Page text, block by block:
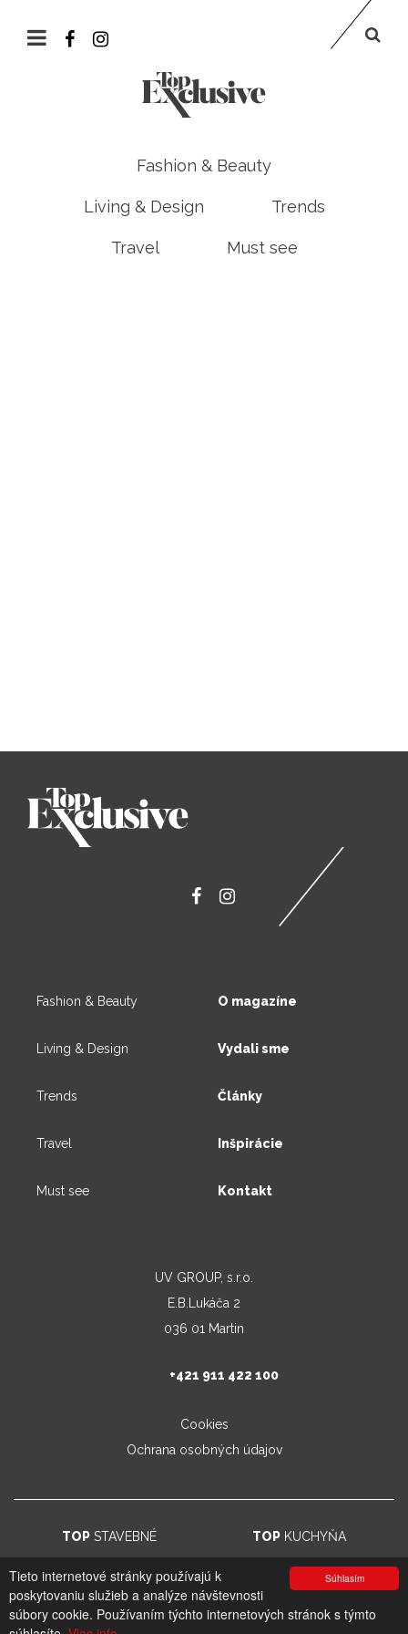
Súhlasím
Tieto internetové stránky používajú k
poskytovaniu služieb a analýze návštevnosti
súbory cookie. Používaním týchto internetových stránok s týmto
Fashion & Beauty
Living & Design Trends
Travel Must see
Fashion & Beauty
Living & Design
Trends
Travel
Must see
O magazíne
Vydali sme
Články
Inšpirácie
Kontakt
UV GROUP, s.r.o.
E.B.Lukáča 2
036 01 Martin
+421 911 422 100
Cookies
Ochrana osobných údajov
TOPSTAVEBNÉ TOP KUCHYŇA
© 2026. UV GROUP s.r.o. | Created by CTS Europe s.r.o.